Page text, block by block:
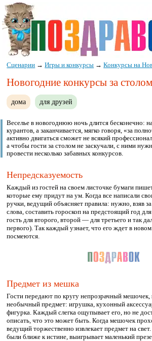
Сценарии →Игры и конкурсы →Конкурсы на
Новогодние конкурсы за столом
дома для друзей
Веселье в новогоднюю ночь длится бесконечно:
курантов, а заканчивается, мягко говоря, «за
активно двигаться сможет не всякий
а чтобы гости за столом не заскучали, с ними
провести несколько забавных конкурсов.
Непредсказуемость
Каждый из гостей на своем листочке бумаги
которые ему придут на ум. Когда все написали
ручки, ведущий объясняет правила: нужно, взяв
слова, составить гороскоп на предстоящий год
гость для второго, второй — для третьего и так
первого). Так каждый узнает, что его ждет в
посмеются.
Предмет из мешка
Гости передают по кругу непрозрачный мешочек,
необычный предмет: игрушка, кухонный
фигурка. Каждый слегка ощупывает его, но не
описать, что это может быть. Когда мешочек
ведущий торжественно извлекает предмет на
были ближе к истине, выигрывает маленький